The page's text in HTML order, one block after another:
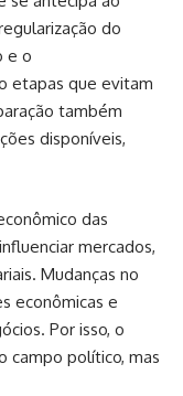
do
e o
etapas que evitam
também
disponíveis,
das
mercados,
Mudanças no
econômicas e
Por isso, o
campo político, mas